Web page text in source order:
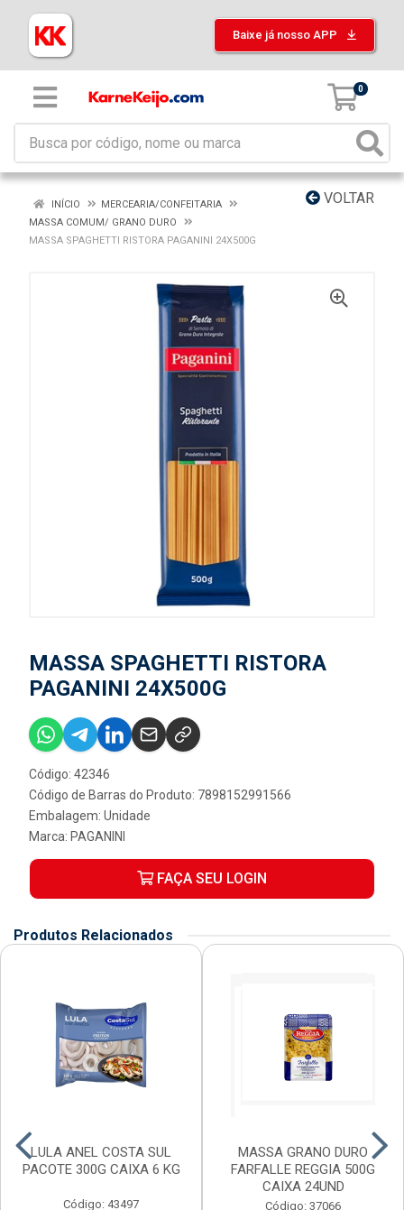
Baixe já nosso APP
0
VOLTAR
INÍCIO
MERCEARIA/CONFEITARIA
MASSA COMUM/ GRANO DURO
MASSA SPAGHETTI RISTORA PAGANINI 24X500G
MASSA SPAGHETTI RISTORA
PAGANINI 24X500G
Código: 42346
Código de Barras do Produto: 7898152991566
Embalagem: Unidade
Marca: PAGANINI
FAÇA SEU LOGIN
Produtos Relacionados
LULA ANEL COSTA SUL
PACOTE 300G CAIXA 6 KG
Código: 43497
MASSA GRANO DURO
FARFALLE REGGIA 500G
CAIXA 24UND
Código: 37066